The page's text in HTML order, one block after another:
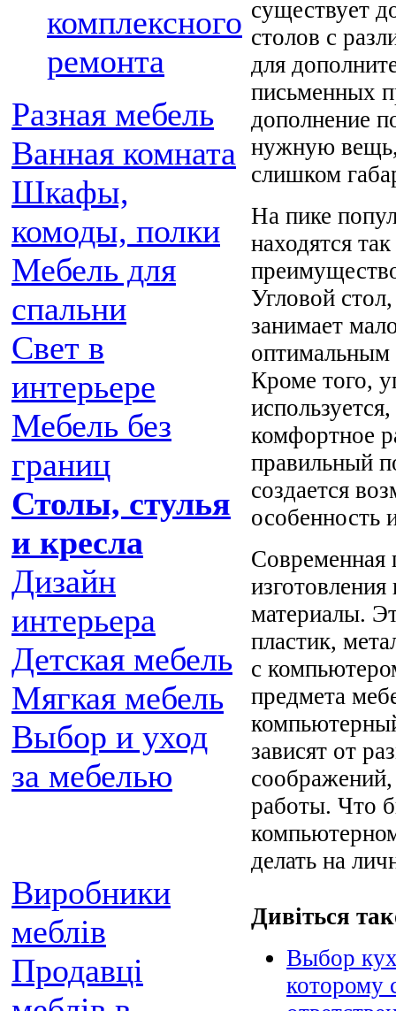
комплексного
ремонта
Разная мебель
Ванная комната
Шкафы,
комоды, полки
Мебель для
спальни
Свет в
интерьере
Мебель без
границ
Столы, стулья
и кресла
Дизайн
интерьера
Детская мебель
Мягкая мебель
Выбор и уход
за мебелью
Виробники
меблів
Продавці
существует
столов с
для
письменных
дополнение
нужную вещь,
слишком
На пике
находятся
Угловой
занимает
Кроме того,
комфортное
правильный
создается
особенность
Современная
материалы.
пластик,
с
предмета
зависят от
работы. Что
делать на
Дивіться
Выбор
которому